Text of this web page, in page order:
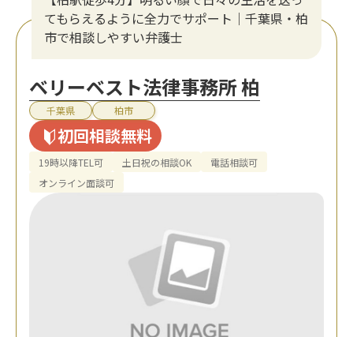
てもらえるように全力でサポート｜千葉県・柏
市で相談しやすい弁護士
ベリーベスト法律事務所 柏
千葉県 柏市
初回相談無料
19時以降TEL可 土日祝の相談OK
電話相談可
オンライン面談可